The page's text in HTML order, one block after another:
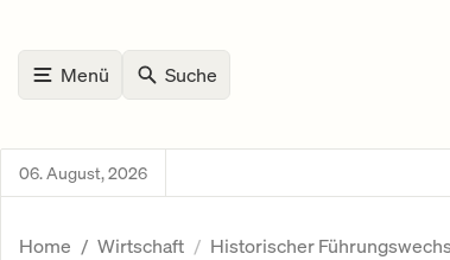
Menü Suche
06. August, 2026
Home Wirtschaft Historischer